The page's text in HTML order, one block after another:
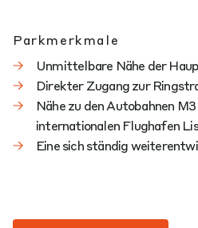
Parkmerkmale
Unmittelbare Nähe der
Direkter Zugang zur
Nähe zu den Autobahnen
internationalen Flughafen
Eine sich ständig